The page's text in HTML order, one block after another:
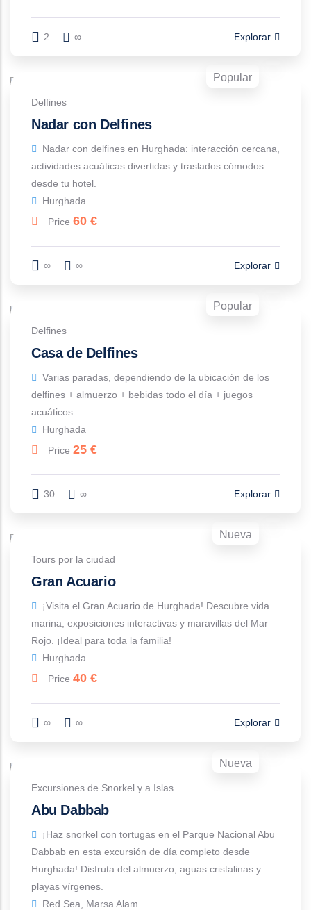
2 ∞ Explorar
Popular
Delfines
Nadar con Delfines
Nadar con delfines en Hurghada: interacción cercana,
actividades acuáticas divertidas y traslados cómodos
desde tu hotel.
Hurghada
Price 60 €
∞ ∞ Explorar
Popular
Delfines
Casa de Delfines
Varias paradas, dependiendo de la ubicación de los
delfines + almuerzo + bebidas todo el día + juegos
acuáticos.
Hurghada
Price 25 €
30 ∞ Explorar
Nueva
Tours por la ciudad
Gran Acuario
¡Visita el Gran Acuario de Hurghada! Descubre vida
marina, exposiciones interactivas y maravillas del Mar
Rojo. ¡Ideal para toda la familia!
Hurghada
Price 40 €
∞ ∞ Explorar
Nueva
Excursiones de Snorkel y a Islas
Abu Dabbab
¡Haz snorkel con tortugas en el Parque Nacional Abu
Dabbab en esta excursión de día completo desde
Hurghada! Disfruta del almuerzo, aguas cristalinas y
playas vírgenes.
Red Sea, Marsa Alam